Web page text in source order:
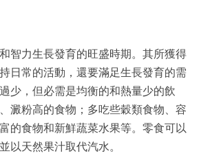
智力生長發育的旺盛時期。其所獲得
日常的活動，還要滿足生長發育的需
少，但必需是均衡的和熱量少的飲
澱粉高的食物；多吃些穀類食物、容
的食物和新鮮蔬菜水果等。零食可以
以天然果汁取代汽水。